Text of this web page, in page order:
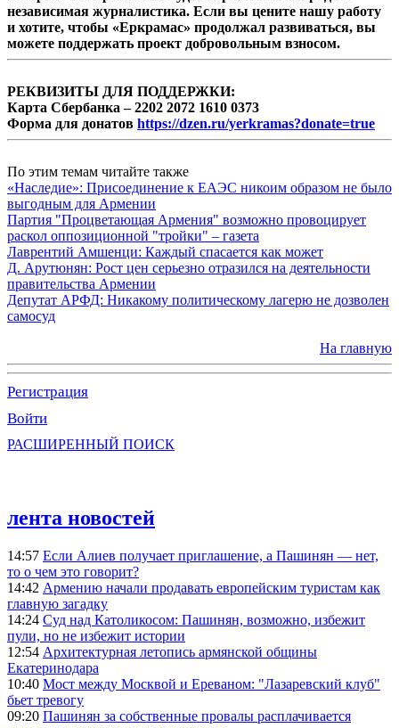
независимая журналистика. Если вы цените нашу работу
и хотите, чтобы «Еркрамас» продолжал развиваться, вы
можете поддержать проект добровольным взносом.
РЕКВИЗИТЫ ДЛЯ ПОДДЕРЖКИ:
Карта Сбербанка – 2202 2072 1610 0373
Форма для донатов https://dzen.ru/yerkramas?donate=true
По этим темам читайте также
«Наследие»: Присоединение к ЕАЭС никоим образом не было
выгодным для Армении
Партия "Процветающая Армения" возможно провоцирует
раскол оппозиционной "тройки" – газета
Лаврентий Амшенци: Каждый спасается как может
Д. Арутюнян: Рост цен серьезно отразился на деятельности
правительства Армении
Депутат АРФД: Никакому политическому лагерю не дозволен
самосуд
На главную
Регистрация
Войти
РАСШИРЕННЫЙ ПОИСК
лента новостей
14:57 Если Алиев получает приглашение, а Пашинян — нет,
то о чем это говорит?
14:42 Армению начали продавать европейским туристам как
главную загадку
14:24 Суд над Католикосом: Пашинян, возможно, избежит
пули, но не избежит истории
12:54 Архитектурная летопись армянской общины
Екатеринодара
10:40 Мост между Москвой и Ереваном: "Лазаревский клуб"
бьет тревогу
09:20 Пашинян за собственные провалы расплачивается